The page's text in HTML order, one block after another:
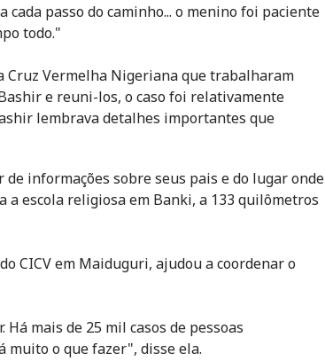
cada passo do caminho... o menino foi paciente
todo."
Cruz Vermelha Nigeriana que trabalharam
e reuni-los, o caso foi relativamente
lembrava detalhes importantes que
informações sobre seus pais e do lugar onde
a escola religiosa em Banki, a 133 quilômetros
CICV em Maiduguri, ajudou a coordenar o
mais de 25 mil casos de pessoas
muito o que fazer", disse ela.